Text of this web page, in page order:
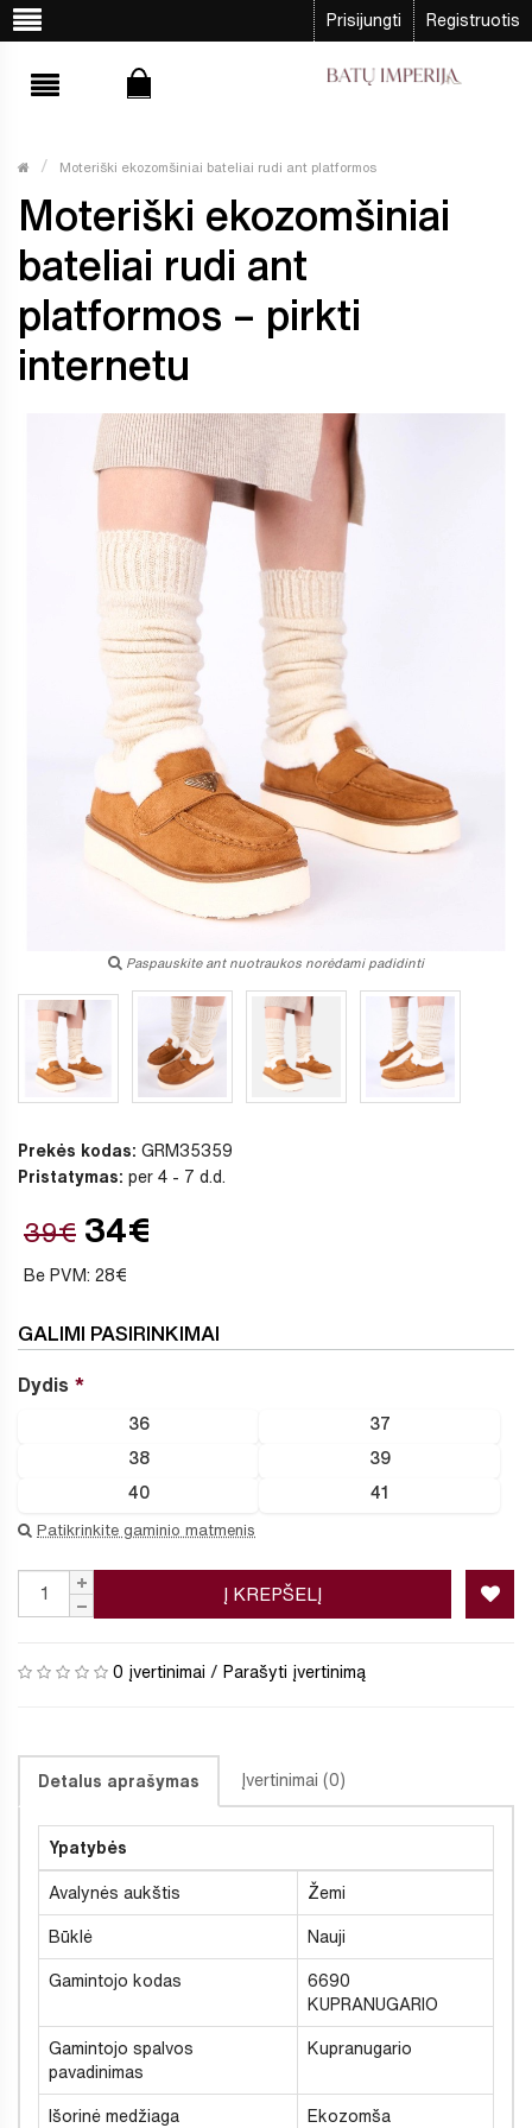
Prisijungti Registruotis
Moteriški ekozomšiniai bateliai rudi ant platformos
Moteriški ekozomšiniai
bateliai rudi ant
platformos – pirkti
internetu
Paspauskite ant nuotraukos norėdami padidinti
Prekės kodas: GRM35359
Pristatymas: per 4 - 7 d.d.
39€ 34€
Be PVM: 28€
GALIMI PASIRINKIMAI
Dydis
36 37
38 39
40 41
Patikrinkite gaminio matmenis
Į KREPŠELĮ
0 įvertinimai / Parašyti įvertinimą
Detalus aprašymas Įvertinimai (0)
Ypatybės
Avalynės aukštis Žemi
Būklė Nauji
Gamintojo kodas
6690
KUPRANUGARIO
Gamintojo spalvos
pavadinimas
Kupranugario
Išorinė medžiaga Ekozomša